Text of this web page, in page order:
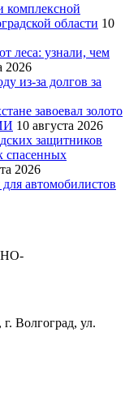
комплексной
области 10
леса: узнали, чем
2026
из-за долгов за
завоевал золото
10 августа 2026
защитников
спасенных
2026
автомобилистов
Волгоград, ул.